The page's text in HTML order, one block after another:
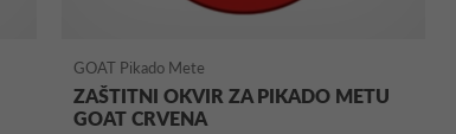
GOAT Pikado Mete
ZAŠTITNI OKVIR ZA PIKADO METU
GOAT CRVENA